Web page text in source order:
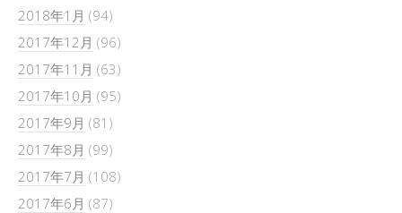
2018年1月 (94)
2017年12月 (96)
2017年11月 (63)
2017年10月 (95)
2017年9月 (81)
2017年8月 (99)
2017年7月 (108)
2017年6月 (87)